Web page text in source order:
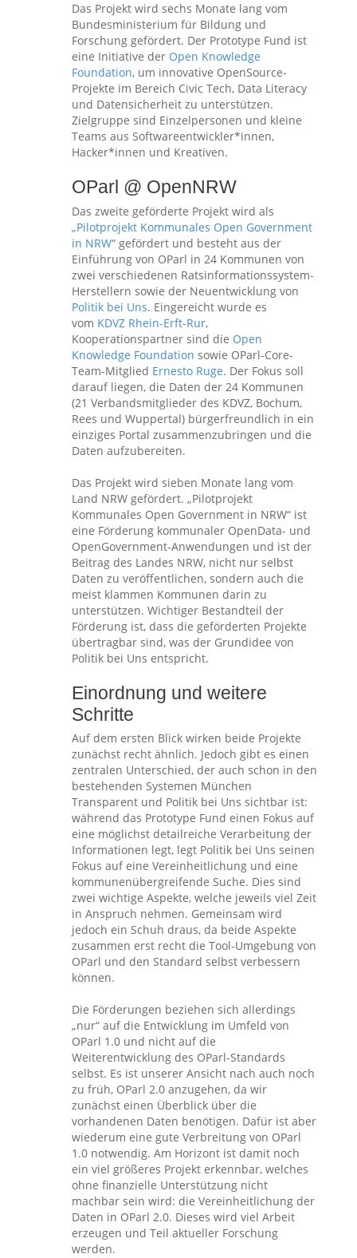
Das Projekt wird sechs Monate lang vom
Bundesministerium für Bildung und
Forschung gefördert. Der Prototype Fund ist
eine Initiative der Open Knowledge
Foundation, um innovative OpenSource-
Projekte im Bereich Civic Tech, Data Literacy
und Datensicherheit zu unterstützen.
Zielgruppe sind Einzelpersonen und kleine
Teams aus Softwareentwickler*innen,
Hacker*innen und Kreativen.
OParl @ OpenNRW
Das zweite geförderte Projekt wird als
„Pilotprojekt Kommunales Open Government
in NRW“ gefördert und besteht aus der
Einführung von OParl in 24 Kommunen von
zwei verschiedenen Ratsinformationssystem-
Herstellern sowie der Neuentwicklung von
Politik bei Uns. Eingereicht wurde es
vom KDVZ Rhein-Erft-Rur,
Kooperationspartner sind die Open
Knowledge Foundation sowie OParl-Core-
Team-Mitglied Ernesto Ruge. Der Fokus soll
darauf liegen, die Daten der 24 Kommunen
(21 Verbandsmitglieder des KDVZ, Bochum,
Rees und Wuppertal) bürgerfreundlich in ein
einziges Portal zusammenzubringen und die
Daten aufzubereiten.
Das Projekt wird sieben Monate lang vom
Land NRW gefördert. „Pilotprojekt
Kommunales Open Government in NRW“ ist
eine Förderung kommunaler OpenData- und
OpenGovernment-Anwendungen und ist der
Beitrag des Landes NRW, nicht nur selbst
Daten zu veröffentlichen, sondern auch die
meist klammen Kommunen darin zu
unterstützen. Wichtiger Bestandteil der
Förderung ist, dass die geförderten Projekte
übertragbar sind, was der Grundidee von
Politik bei Uns entspricht.
Einordnung und weitere
Schritte
Auf dem ersten Blick wirken beide Projekte
zunächst recht ähnlich. Jedoch gibt es einen
zentralen Unterschied, der auch schon in den
bestehenden Systemen München
Transparent und Politik bei Uns sichtbar ist:
während das Prototype Fund einen Fokus auf
eine möglichst detailreiche Verarbeitung der
Informationen legt, legt Politik bei Uns seinen
Fokus auf eine Vereinheitlichung und eine
kommunenübergreifende Suche. Dies sind
zwei wichtige Aspekte, welche jeweils viel Zeit
in Anspruch nehmen. Gemeinsam wird
jedoch ein Schuh draus, da beide Aspekte
zusammen erst recht die Tool-Umgebung von
OParl und den Standard selbst verbessern
können.
Die Förderungen beziehen sich allerdings
„nur“ auf die Entwicklung im Umfeld von
OParl 1.0 und nicht auf die
Weiterentwicklung des OParl-Standards
selbst. Es ist unserer Ansicht nach auch noch
zu früh, OParl 2.0 anzugehen, da wir
zunächst einen Überblick über die
vorhandenen Daten benötigen. Dafür ist aber
wiederum eine gute Verbreitung von OParl
1.0 notwendig. Am Horizont ist damit noch
ein viel größeres Projekt erkennbar, welches
ohne finanzielle Unterstützung nicht
machbar sein wird: die Vereinheitlichung der
Daten in OParl 2.0. Dieses wird viel Arbeit
erzeugen und Teil aktueller Forschung
werden.